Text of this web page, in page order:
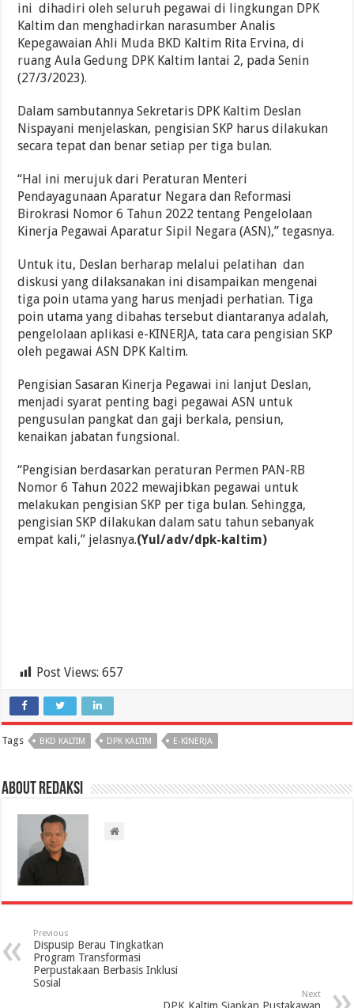
ini dihadiri oleh seluruh pegawai di lingkungan DPK
Kaltim dan menghadirkan narasumber Analis
Kepegawaian Ahli Muda BKD Kaltim Rita Ervina, di
ruang Aula Gedung DPK Kaltim lantai 2, pada Senin
(27/3/2023).
Dalam sambutannya Sekretaris DPK Kaltim Deslan
Nispayani menjelaskan, pengisian SKP harus dilakukan
secara tepat dan benar setiap per tiga bulan.
“Hal ini merujuk dari Peraturan Menteri
Pendayagunaan Aparatur Negara dan Reformasi
Birokrasi Nomor 6 Tahun 2022 tentang Pengelolaan
Kinerja Pegawai Aparatur Sipil Negara (ASN),” tegasnya.
Untuk itu, Deslan berharap melalui pelatihan dan
diskusi yang dilaksanakan ini disampaikan mengenai
tiga poin utama yang harus menjadi perhatian. Tiga
poin utama yang dibahas tersebut diantaranya adalah,
pengelolaan aplikasi e-KINERJA, tata cara pengisian SKP
oleh pegawai ASN DPK Kaltim.
Pengisian Sasaran Kinerja Pegawai ini lanjut Deslan,
menjadi syarat penting bagi pegawai ASN untuk
pengusulan pangkat dan gaji berkala, pensiun,
kenaikan jabatan fungsional.
“Pengisian berdasarkan peraturan Permen PAN-RB
Nomor 6 Tahun 2022 mewajibkan pegawai untuk
melakukan pengisian SKP per tiga bulan. Sehingga,
pengisian SKP dilakukan dalam satu tahun sebanyak
empat kali,” jelasnya.(Yul/adv/dpk-kaltim)
Post Views: 657
Tags BKD KALTIM DPK KALTIM E-KINERJA
About Redaksi
Previous
Dispusip Berau Tingkatkan
Program Transformasi
Perpustakaan Berbasis Inklusi
Sosial
Next